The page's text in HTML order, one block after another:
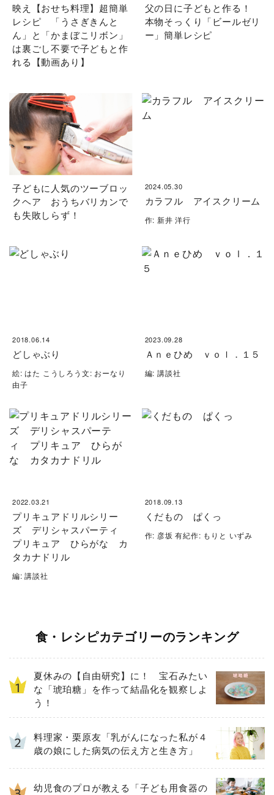
映え【おせち料理】超簡単
レシピ 「うさぎきんと
ん」と「かまぼこリボン」
は裏ごし不要で子どもと作
れる【動画あり】
父の日に子どもと作る！
本物そっくり「ビールゼリ
ー」簡単レシピ
子どもに人気のツーブロッ
クヘア おうちバリカンで
も失敗しらず！
2024.05.30
カラフル アイスクリーム
作: 新井 洋行
2018.06.14
どしゃぶり
絵: はた こうしろう文: おーなり
由子
2023.09.28
Ａｎｅひめ ｖｏｌ．１５
編: 講談社
2022.03.21
プリキュアドリルシリー
ズ デリシャスパーティ
プリキュア ひらがな カ
タカナドリル
編: 講談社
2018.09.13
くだもの ぱくっ
作: 彦坂 有紀作: もりと いずみ
食・レシピカテゴリーのランキング
夏休みの【自由研究】に！ 宝石みたい
な「琥珀糖」を作って結晶化を観察しよ
う！
料理家・栗原友「乳がんになった私が４
歳の娘にした病気の伝え方と生き方」
幼児食のプロが教える「子ども用食器の